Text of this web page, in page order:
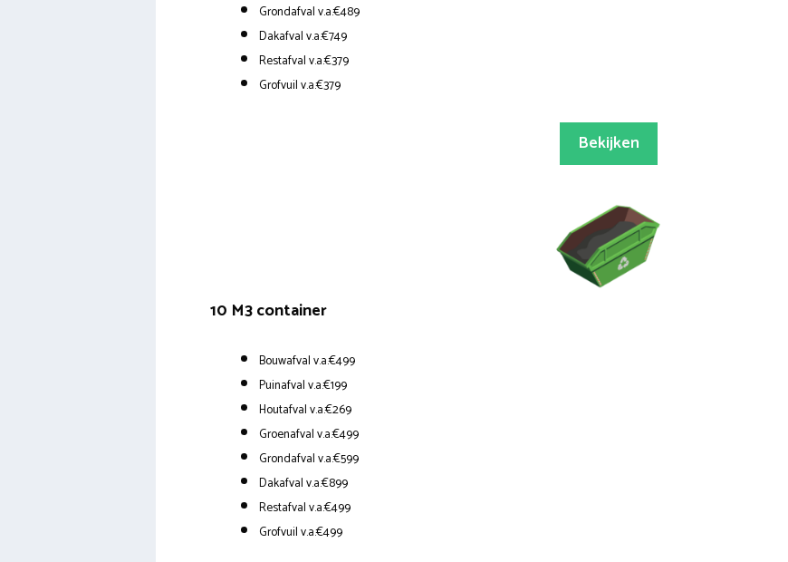
Grondafval v.a.€489
Dakafval v.a.€749
Restafval v.a.€379
Grofvuil v.a.€379
Bekijken
10 M3 container
Bouwafval v.a.€499
Puinafval v.a.€199
Houtafval v.a.€269
Groenafval v.a.€499
Grondafval v.a.€599
Dakafval v.a.€899
Restafval v.a.€499
Grofvuil v.a.€499